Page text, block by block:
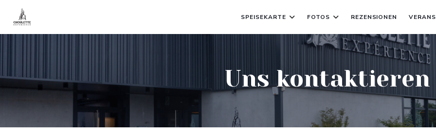
SPEISEKARTE FOTOS REZENSIONEN
Uns kontaktieren